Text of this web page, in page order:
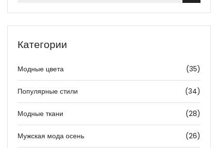
Категории
Модные цвета (35)
Популярные стили (34)
Модные ткани (28)
Мужская мода осень (26)